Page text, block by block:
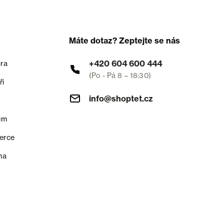
Máte dotaz? Zeptejte se nás
+420 604 600 444
(Po - Pá 8 – 18:30)
info@shoptet.cz